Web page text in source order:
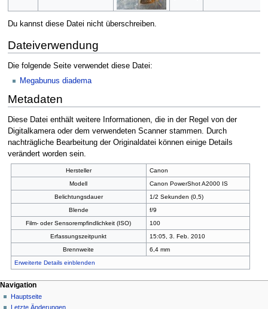
Du kannst diese Datei nicht überschreiben.
Dateiverwendung
Die folgende Seite verwendet diese Datei:
Megabunus diadema
Metadaten
Diese Datei enthält weitere Informationen, die in der Regel von der
Digitalkamera oder dem verwendeten Scanner stammen. Durch
nachträgliche Bearbeitung der Originaldatei können einige Details
verändert worden sein.
Hersteller
Canon
Modell
Canon PowerShot A2000 IS
Belichtungsdauer
1/2 Sekunden (0,5)
Blende
f/9
Film- oder Sensorempfindlichkeit (ISO)
100
Erfassungszeitpunkt
15:05, 3. Feb. 2010
Brennweite
6,4 mm
Erweiterte Details einblenden
Navigation
Hauptseite
Letzte Änderungen